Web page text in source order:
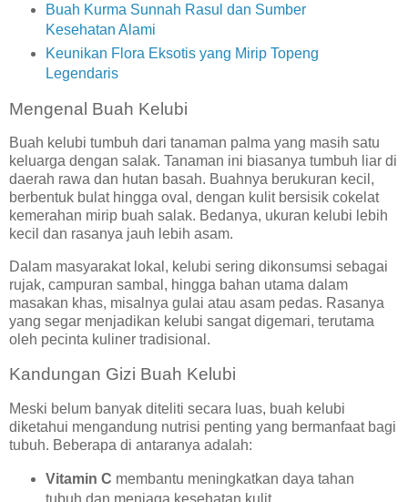
Buah Kurma Sunnah Rasul dan Sumber
Kesehatan Alami
Keunikan Flora Eksotis yang Mirip Topeng
Legendaris
Mengenal Buah Kelubi
Buah kelubi tumbuh dari tanaman palma yang masih satu
keluarga dengan salak. Tanaman ini biasanya tumbuh liar di
daerah rawa dan hutan basah. Buahnya berukuran kecil,
berbentuk bulat hingga oval, dengan kulit bersisik cokelat
kemerahan mirip buah salak. Bedanya, ukuran kelubi lebih
kecil dan rasanya jauh lebih asam.
Dalam masyarakat lokal, kelubi sering dikonsumsi sebagai
rujak, campuran sambal, hingga bahan utama dalam
masakan khas, misalnya gulai atau asam pedas. Rasanya
yang segar menjadikan kelubi sangat digemari, terutama
oleh pecinta kuliner tradisional.
Kandungan Gizi Buah Kelubi
Meski belum banyak diteliti secara luas, buah kelubi
diketahui mengandung nutrisi penting yang bermanfaat bagi
tubuh. Beberapa di antaranya adalah:
Vitamin C membantu meningkatkan daya tahan
tubuh dan menjaga kesehatan kulit.